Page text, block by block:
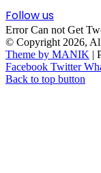
Follow us
Error Can not Get
© Copyright 2026,
Theme by MANIK |
Facebook Twitter
Back to top button